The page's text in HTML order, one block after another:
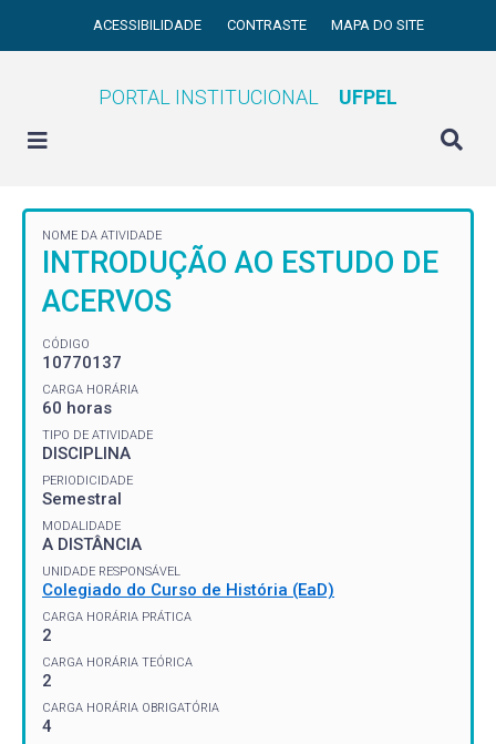
ACESSIBILIDADE CONTRASTE MAPA DO SITE
PORTAL INSTITUCIONAL UFPEL
NOME DA ATIVIDADE
INTRODUÇÃO AO ESTUDO DE
ACERVOS
CÓDIGO
10770137
CARGA HORÁRIA
60 horas
TIPO DE ATIVIDADE
DISCIPLINA
PERIODICIDADE
Semestral
MODALIDADE
A DISTÂNCIA
UNIDADE RESPONSÁVEL
Colegiado do Curso de História (EaD)
CARGA HORÁRIA PRÁTICA
2
CARGA HORÁRIA TEÓRICA
2
CARGA HORÁRIA OBRIGATÓRIA
4